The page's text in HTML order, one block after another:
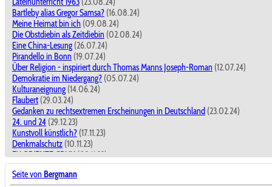
Bartleby alias Gregor Samsa? (16.08.24)
Meine Heimat bin ich (09.08.24)
Die Obstdiebin als Zeitdiebin (02.08.24)
Eine China-Lesung (26.07.24)
Pirandello in Bonn (19.07.24)
Über Religion - inspiriert durch Thomas Manns Joseph-Roman (12.07.24)
Demokratie im Niedergang? (05.07.24)
Kulturaneignung (14.06.24)
Flaubert (29.03.24)
Gedanken zu rechtsextremen Erscheinungen in Deutschland (23.02.24)
24. und 24 (29.12.23)
Kunstvoll künstlich? (17.11.23)
Denkmalschutz (10.11.23)
EX ORIENTE CRUX(03.11.23)
SAID(18.08.23)
Frühe Kunstbegegnungen
Seite von Bergmann